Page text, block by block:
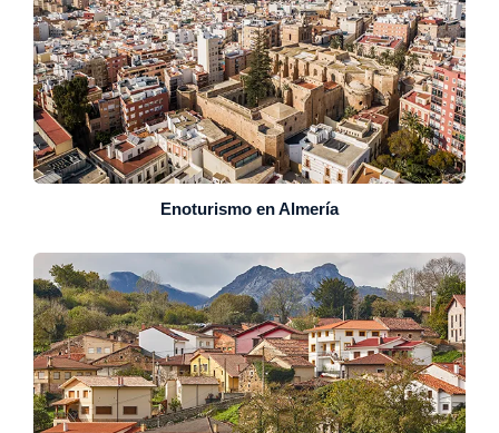
Enoturismo en Almería